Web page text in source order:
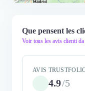
Que pensent les
Voir tous les avis clienti
AVIS
4.9/5